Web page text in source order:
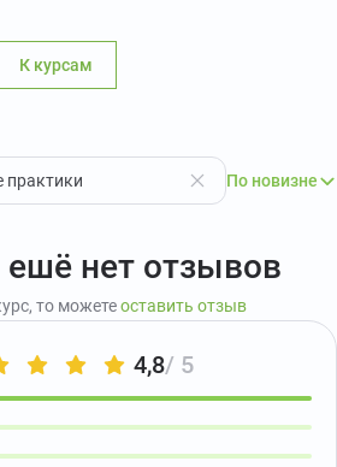
К курсам
практики По новизне
ешё нет отзывов
то можетеоставить отзыв
4,8/ 5